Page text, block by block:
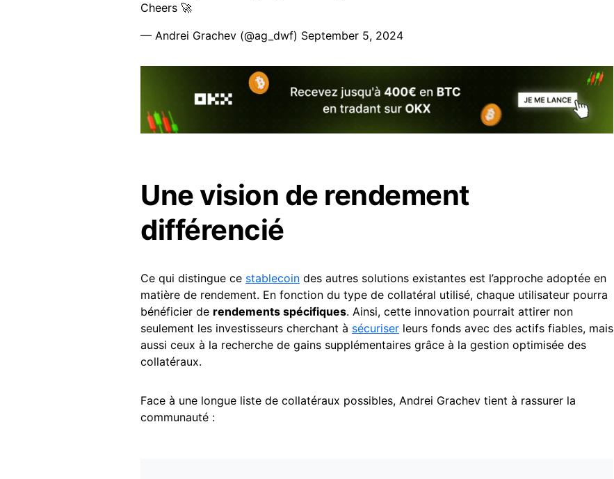
Cheers 🚀
— Andrei Grachev (@ag_dwf) September 5, 2024
Une vision de rendement
différencié
Ce qui distingue ce stablecoin des autres solutions existantes est l’approche adoptée en
matière de rendement. En fonction du type de collatéral utilisé, chaque utilisateur pourra
bénéficier de rendements spécifiques. Ainsi, cette innovation pourrait attirer non
seulement les investisseurs cherchant à sécuriser leurs fonds avec des actifs fiables, mais
aussi ceux à la recherche de gains supplémentaires grâce à la gestion optimisée des
collatéraux.
Face à une longue liste de collatéraux possibles, Andrei Grachev tient à rassurer la
communauté :